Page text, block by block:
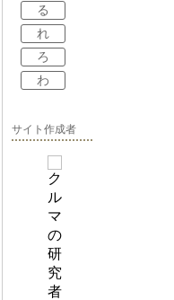
る
れ
ろ
わ
サイト作成者